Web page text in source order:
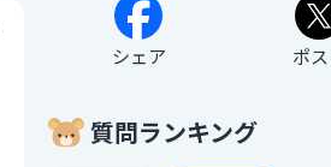
シェア ポ
質問ランキング